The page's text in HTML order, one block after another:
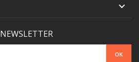

NEWSLETTER